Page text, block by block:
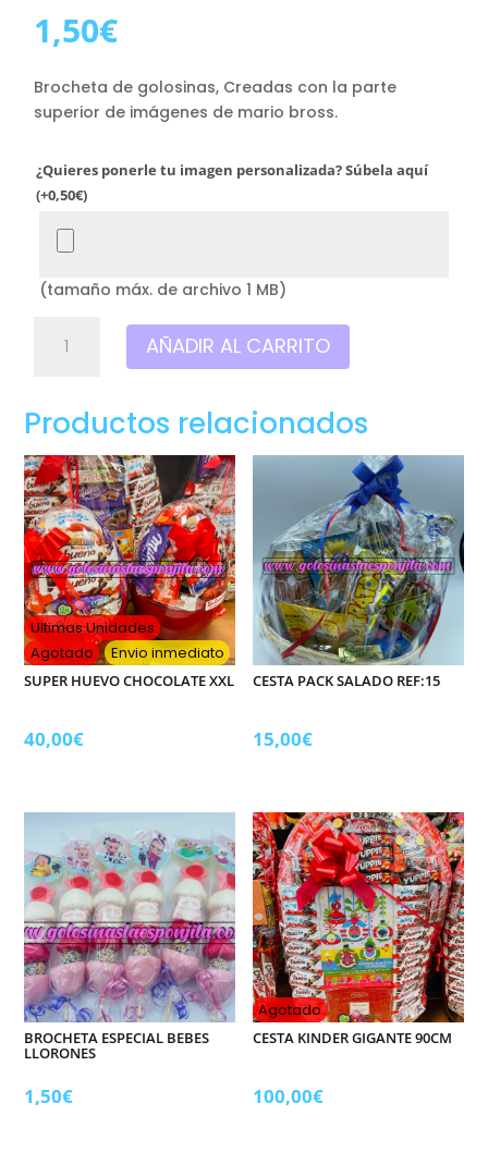
1,50€
Brocheta de golosinas, Creadas con la parte
superior de imágenes de mario bross.
¿Quieres ponerle tu imagen personalizada? Súbela aquí
(+0,50€)
(tamaño máx. de archivo 1 MB)
especial
cantidad
AÑADIR AL CARRITO
Productos relacionados
Ultimas Unidades
Agotado
Envio inmediato
SUPER HUEVO CHOCOLATE XXL
40,00€
CESTA PACK SALADO REF:15
15,00€
BROCHETA ESPECIAL BEBES
LLORONES
1,50€
Agotado
CESTA KINDER GIGANTE 90CM
100,00€